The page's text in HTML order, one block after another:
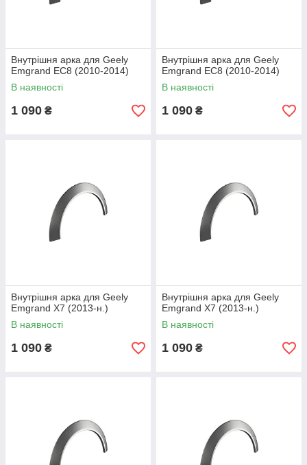
Внутрішня арка для Geely
Emgrand EC8 (2010-2014)
В наявності
1 090 ₴
Внутрішня арка для Geely
Emgrand EC8 (2010-2014)
В наявності
1 090 ₴
Внутрішня арка для Geely
Emgrand X7 (2013-н.)
В наявності
1 090 ₴
Внутрішня арка для Geely
Emgrand X7 (2013-н.)
В наявності
1 090 ₴